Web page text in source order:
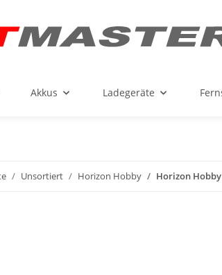
Akkus Ladegeräte
Unsortiert Horizon Hobby Horizon Hobby